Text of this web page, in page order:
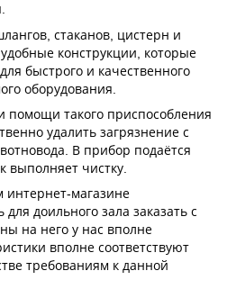
стаканов, цистерн и
конструкции, которые
быстрого и качественного
оборудования.
помощи такого приспособления
удалить загрязнение с
В прибор подаётся
выполняет чистку.
магазине
доильного зала заказать с
на него у нас вполне
вполне соответствуют
требованиям к данной